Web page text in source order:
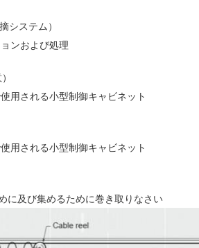
システム）
ンおよび処理
用される小型制御キャビネット
用される小型制御キャビネット
に及び集めるために巻き取りなさい